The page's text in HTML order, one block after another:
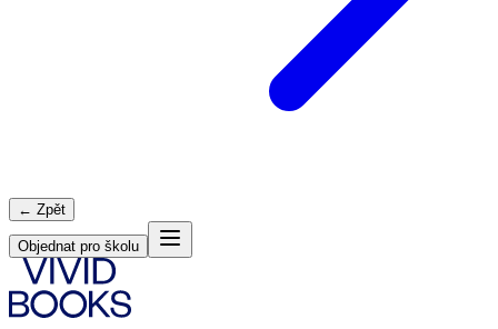
← Zpět
Objednat pro školu